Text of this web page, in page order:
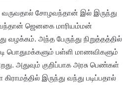
வருவதால் சோழவந்தான் இல் இருந்து
ஜெனகை மாரியம்மன்
வழக்கம். அந்த பேருந்து நிறுத்தத்தில்
பொதுமக்களும் பள்ளி மாணவிகளும்
அதுவும் குறிப்பாக அரசு பெண்கள்
இருந்து வந்து படிப்பதால்